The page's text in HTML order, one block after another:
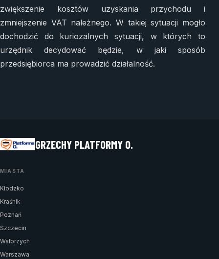
zwiększenie kosztów uzyskania przychodu i
zmniejszenie VAT należnego. W takiej sytuacji mogło
dochodzić do kuriozalnych sytuacji, w których to
urzędnik decydować będzie, w jaki sposób
przedsiębiorca ma prowadzić działalność.
GRZECHY PLATFORMY O.
MIASTA
Kłodzko
Kraśnik
Poznań
Szczecin
Wałbrzych
Warszawa